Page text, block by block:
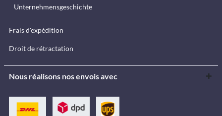
Unternehmensgeschichte
Frais d'expédition
Droit de rétractation
Nous réalisons nos envois avec